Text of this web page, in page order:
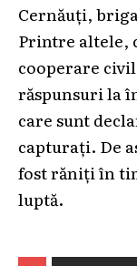
Cernăuți,
Printre altele,
cooperare
răspunsuri la
care sunt
capturați. De
fost răniți în
luptă.